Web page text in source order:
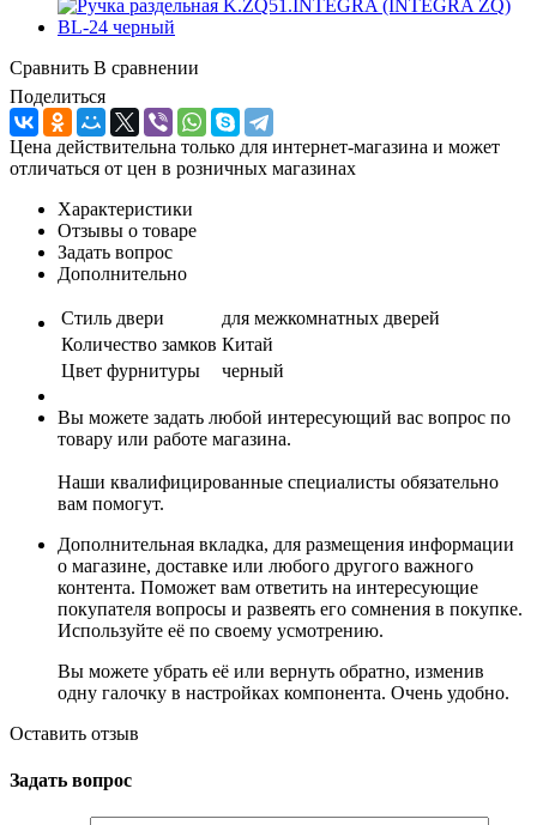
Сравнить В сравнении
Поделиться
Цена действительна только для интернет-магазина и может
отличаться от цен в розничных магазинах
Характеристики
Отзывы о товаре
Задать вопрос
Дополнительно
Стиль двери
для межкомнатных дверей
Количество замков Китай
Цвет фурнитуры
черный
Вы можете задать любой интересующий вас вопрос по
товару или работе магазина.
Наши квалифицированные специалисты обязательно
вам помогут.
Дополнительная вкладка, для размещения информации
о магазине, доставке или любого другого важного
контента. Поможет вам ответить на интересующие
покупателя вопросы и развеять его сомнения в покупке.
Используйте её по своему усмотрению.
Вы можете убрать её или вернуть обратно, изменив
одну галочку в настройках компонента. Очень удобно.
Оставить отзыв
Задать вопрос